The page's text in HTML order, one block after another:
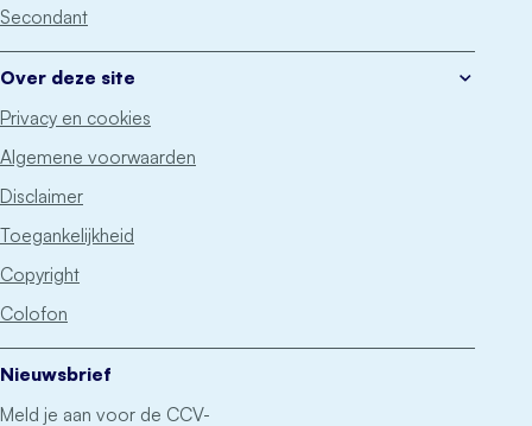
Secondant
Over deze site
Privacy en cookies
Algemene voorwaarden
Disclaimer
Toegankelijkheid
Copyright
Colofon
Nieuwsbrief
Meld je aan voor de CCV-